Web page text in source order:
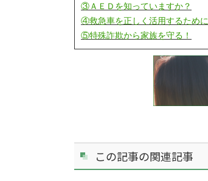
③ＡＥＤを知っていますか？
④救急車を正しく活用するために
⑤特殊詐欺から家族を守る！
この記事の関連記事